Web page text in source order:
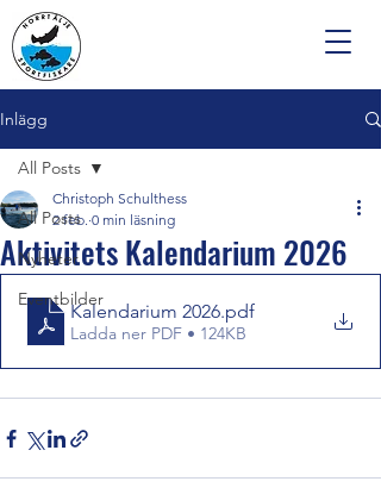
Inlägg
All Posts
Nyheter
Eventbilder
All Posts
Aktivitets Kalendarium 2026
Christoph Schulthess
2 feb. 0 min läsning
Kalendarium 2026.pdf
Ladda ner PDF • 124KB